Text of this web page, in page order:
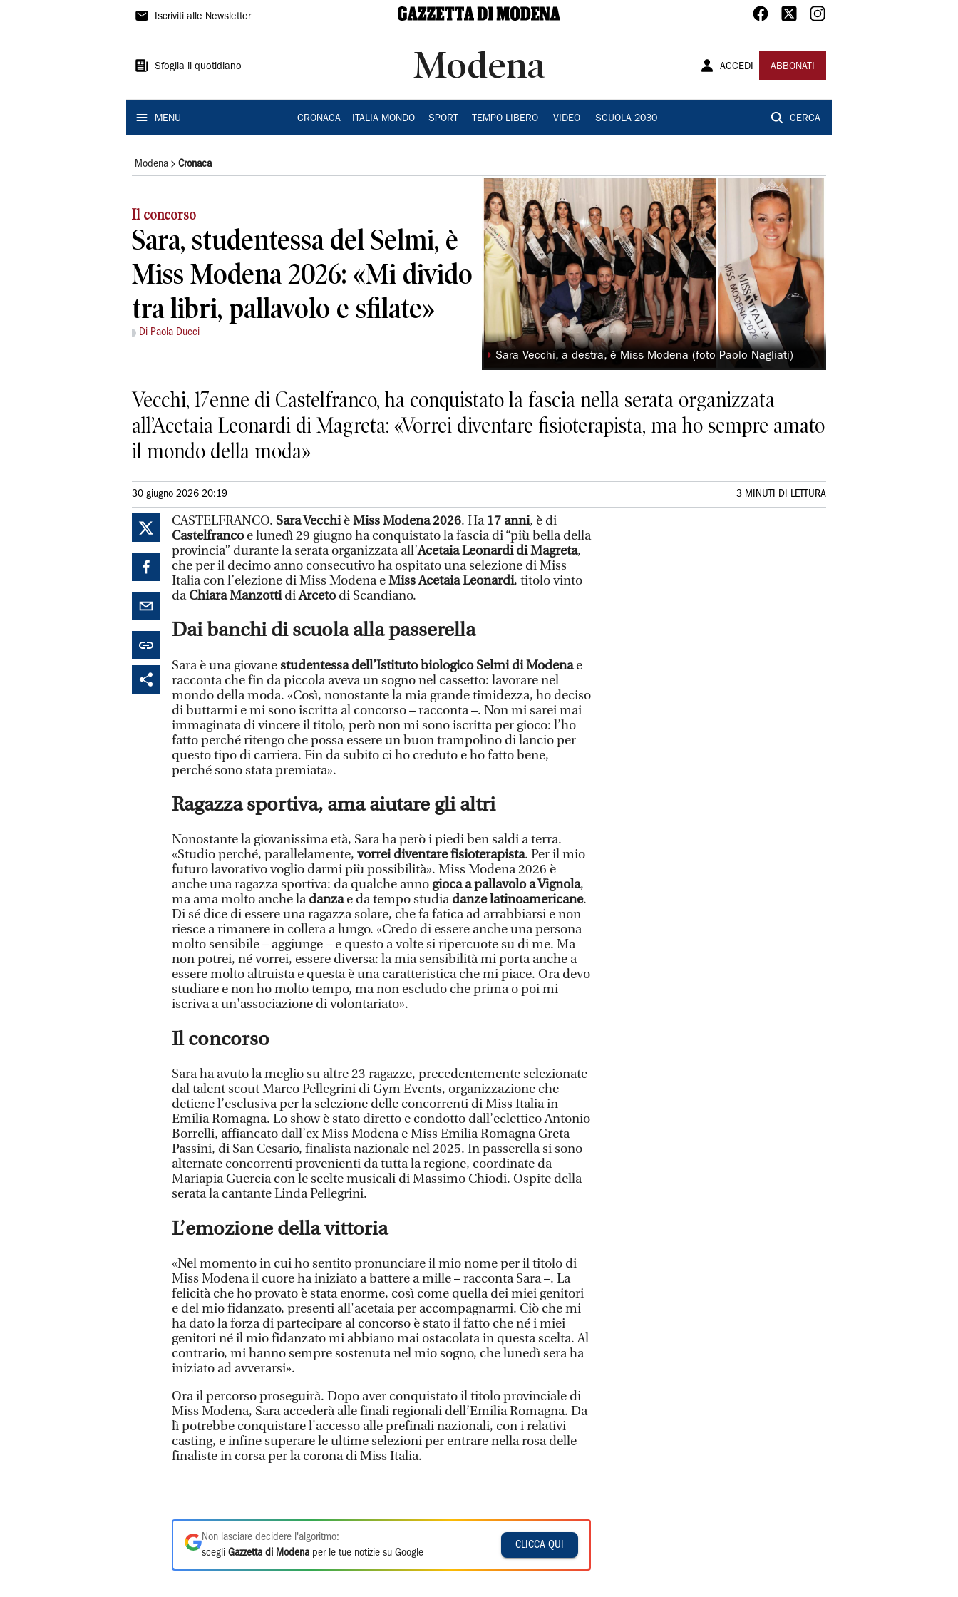
Gazzetta
Modena
Iscriviti alle Newsletter
Sfoglia il quotidiano Modena ACCEDI ABBONATI
MENU CRONACA ITALIA MONDO SPORT TEMPO LIBERO VIDEO SCUOLA 2030 CERCA
Modena Cronaca
Il concorso
Sara, studentessa del Selmi, è
Miss Modena 2026: «Mi divido
tra libri, pallavolo e sfilate»
Di Paola Ducci
◗ Sara Vecchi, a destra, è Miss Modena (foto Paolo Nagliati)
Vecchi, 17enne di Castelfranco, ha conquistato la fascia nella serata organizzata
all’Acetaia Leonardi di Magreta: «Vorrei diventare fisioterapista, ma ho sempre amato
il mondo della moda»
30 giugno 2026 20:19 3 MINUTI DI LETTURA
CASTELFRANCO. Sara VecchièMiss Modena 2026. Ha 17 anni, è di
Castelfrancoe lunedì 29 giugno ha conquistato la fascia di “più bella della
provincia” durante la serata organizzata all’Acetaia Leonardi di Magreta,
che per il decimo anno consecutivo ha ospitato una selezione di Miss
Italia con l’elezione di Miss Modena eMiss Acetaia Leonardi, titolo vinto
daChiara ManzottidiArcetodi Scandiano.
Dai banchi di scuola alla passerella
Sara è una giovanestudentessa dell’Istituto biologico Selmi di Modenae
racconta che fin da piccola aveva un sogno nel cassetto: lavorare nel
mondo della moda. «Così, nonostante la mia grande timidezza, ho deciso
di buttarmi e mi sono iscritta al concorso – racconta –. Non mi sarei mai
immaginata di vincere il titolo, però non mi sono iscritta per gioco: l’ho
fatto perché ritengo che possa essere un buon trampolino di lancio per
questo tipo di carriera. Fin da subito ci ho creduto e ho fatto bene,
perché sono stata premiata».
Ragazza sportiva, ama aiutare gli altri
Nonostante la giovanissima età, Sara ha però i piedi ben saldi a terra.
«Studio perché, parallelamente, vorrei diventare fisioterapista. Per il mio
futuro lavorativo voglio darmi più possibilità». Miss Modena 2026 è
anche una ragazza sportiva: da qualche annogioca a pallavolo a Vignola,
ma ama molto anche ladanzae da tempo studiadanze latinoamericane.
Di sé dice di essere una ragazza solare, che fa fatica ad arrabbiarsi e non
riesce a rimanere in collera a lungo. «Credo di essere anche una persona
molto sensibile – aggiunge – e questo a volte si ripercuote su di me. Ma
non potrei, né vorrei, essere diversa: la mia sensibilità mi porta anche a
essere molto altruista e questa è una caratteristica che mi piace. Ora devo
studiare e non ho molto tempo, ma non escludo che prima o poi mi
iscriva a un'associazione di volontariato».
Il concorso
Sara ha avuto la meglio su altre 23 ragazze, precedentemente selezionate
dal talent scout Marco Pellegrini di Gym Events, organizzazione che
detiene l’esclusiva per la selezione delle concorrenti di Miss Italia in
Emilia Romagna. Lo show è stato diretto e condotto dall’eclettico Antonio
Borrelli, affiancato dall’ex Miss Modena e Miss Emilia Romagna Greta
Passini, di San Cesario, finalista nazionale nel 2025. In passerella si sono
alternate concorrenti provenienti da tutta la regione, coordinate da
Mariapia Guercia con le scelte musicali di Massimo Chiodi. Ospite della
serata la cantante Linda Pellegrini.
L’emozione della vittoria
«Nel momento in cui ho sentito pronunciare il mio nome per il titolo di
Miss Modena il cuore ha iniziato a battere a mille – racconta Sara –. La
felicità che ho provato è stata enorme, così come quella dei miei genitori
e del mio fidanzato, presenti all'acetaia per accompagnarmi. Ciò che mi
ha dato la forza di partecipare al concorso è stato il fatto che né i miei
genitori né il mio fidanzato mi abbiano mai ostacolata in questa scelta. Al
contrario, mi hanno sempre sostenuta nel mio sogno, che lunedì sera ha
iniziato ad avverarsi».
Ora il percorso proseguirà. Dopo aver conquistato il titolo provinciale di
Miss Modena, Sara accederà alle finali regionali dell’Emilia Romagna. Da
lì potrebbe conquistare l'accesso alle prefinali nazionali, con i relativi
casting, e infine superare le ultime selezioni per entrare nella rosa delle
finaliste in corsa per la corona di Miss Italia.
Non lasciare decidere l'algoritmo:
scegli Gazzetta di Modena per le tue notizie su Google
CLICCA QUI